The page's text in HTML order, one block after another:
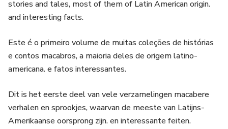
stories and tales, most of them of Latin American origin.
and interesting facts.
Este é o primeiro volume de muitas coleções de histórias
e contos macabros, a maioria deles de origem latino-
americana. e fatos interessantes.
Dit is het eerste deel van vele verzamelingen macabere
verhalen en sprookjes, waarvan de meeste van Latijns-
Amerikaanse oorsprong zijn. en interessante feiten.